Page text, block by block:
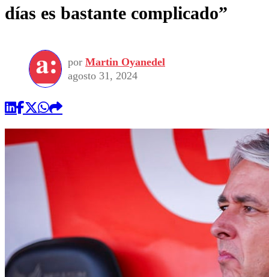
días es bastante complicado”
por Martin Oyanedel
agosto 31, 2024